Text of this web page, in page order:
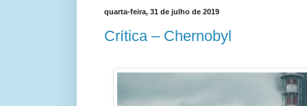
quarta-feira, 31 de julho de 2019
Crítica – Chernobyl